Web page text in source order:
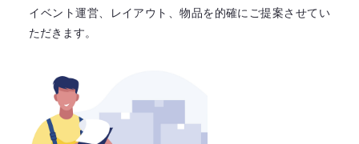
イベント運営、レイアウト、物品を的確にご提案させてい
ただきます。